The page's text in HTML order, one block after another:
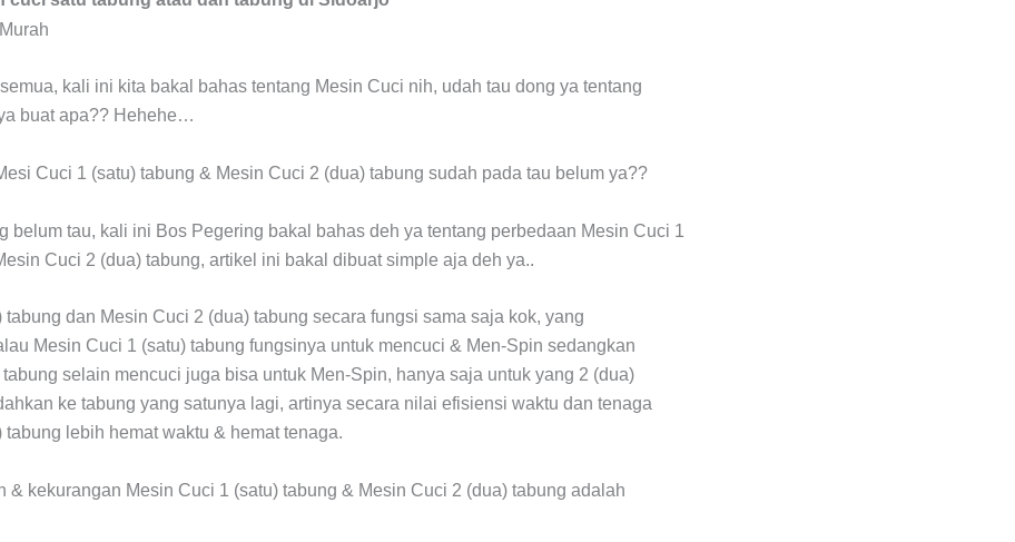
kali ini kita bakal bahas tentang Mesin Cuci nih, udah tau dong ya tentang
buat apa?? Hehehe…
Cuci 1 (satu) tabung & Mesin Cuci 2 (dua) tabung sudah pada tau belum ya??
belum tau, kali ini Bos Pegering bakal bahas deh ya tentang perbedaan Mesin Cuci 1
Cuci 2 (dua) tabung, artikel ini bakal dibuat simple aja deh ya..
tabung dan Mesin Cuci 2 (dua) tabung secara fungsi sama saja kok, yang
Mesin Cuci 1 (satu) tabung fungsinya untuk mencuci & Men-Spin sedangkan
selain mencuci juga bisa untuk Men-Spin, hanya saja untuk yang 2 (dua)
ke tabung yang satunya lagi, artinya secara nilai efisiensi waktu dan tenaga
tabung lebih hemat waktu & hemat tenaga.
& kekurangan Mesin Cuci 1 (satu) tabung & Mesin Cuci 2 (dua) tabung adalah